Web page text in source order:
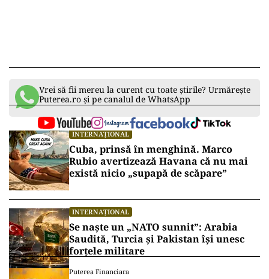
Vrei să fii mereu la curent cu toate știrile? Urmărește
Puterea.ro și pe canalul de WhatsApp
INTERNAȚIONAL
Cuba, prinsă în menghină. Marco
Rubio avertizează Havana că nu mai
există nicio „supapă de scăpare”
INTERNAȚIONAL
Se naște un „NATO sunnit”: Arabia
Saudită, Turcia și Pakistan își unesc
forțele militare
Puterea Financiara